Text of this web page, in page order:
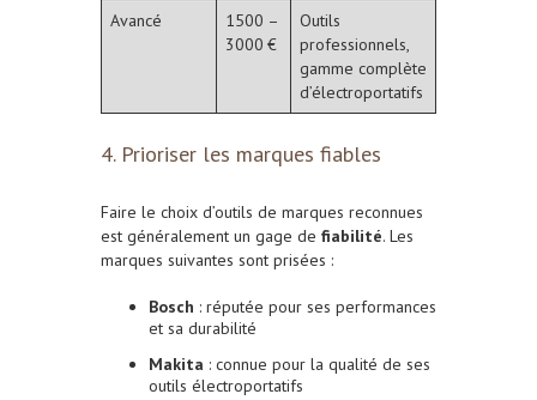
Avancé
1500 –
3000 €
Outils
professionnels,
gamme complète
d’électroportatifs
4. Prioriser les marques fiables
Faire le choix d’outils de marques reconnues
est généralement un gage de fiabilité. Les
marques suivantes sont prisées :
Bosch : réputée pour ses performances
et sa durabilité
Makita : connue pour la qualité de ses
outils électroportatifs